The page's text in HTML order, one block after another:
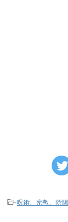
-呪術、密教、陰